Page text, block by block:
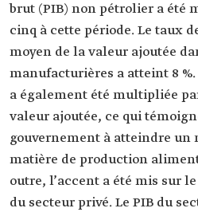
brut (PIB) non pétrolier a été
cinq à cette période. Le taux
moyen de la valeur ajoutée
manufacturières a atteint 8
a également été multipliée
valeur ajoutée, ce qui
gouvernement à atteindre un
matière de production
outre, l’accent a été mis sur
du secteur privé. Le PIB du